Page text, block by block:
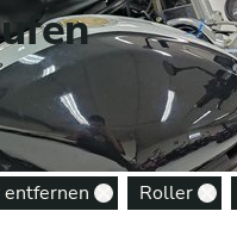
Neuzugänge
Remove option
Roller